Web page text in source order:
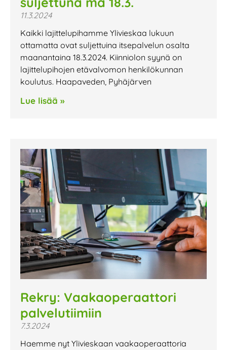
11.3.2024
Kaikki lajittelupihamme Ylivieskaa lukuun
ottamatta ovat suljettuina itsepalvelun osalta
maanantaina 18.3.2024. Kiinniolon syynä on
lajittelupihojen etävalvomon henkilökunnan
koulutus. Haapaveden, Pyhäjärven
Lue lisää »
Rekry: Vaakaoperaattori
palvelutiimiin
7.3.2024
Haemme nyt Ylivieskaan vaakaoperaattoria